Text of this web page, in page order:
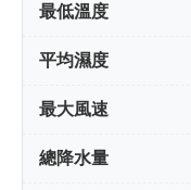
最低溫度
平均濕度
最大風速
總降水量